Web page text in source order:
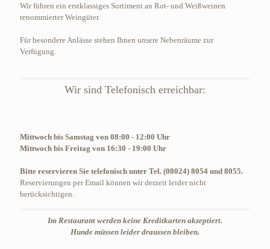
Wir führen ein erstklassiges Sortiment an Rot- und Weißweinen
renommierter Weingüter.
Für besondere Anlässe stehen Ihnen unsere Nebenräume zur
Verfügung.
Wir sind Telefonisch erreichbar:
Mittwoch bis Samstag von 08:00 - 12:00 Uhr
Mittwoch bis Freitag von 16:30 - 19:00 Uhr
Bitte reservieren Sie telefonisch unter Tel. (08024) 8054 und 8055.
Reservierungen per Email können wir derzeit leider nicht
berücksichtigen.
Im Restaurant werden keine Kreditkarten akzeptiert.
Hunde müssen leider draussen bleiben.